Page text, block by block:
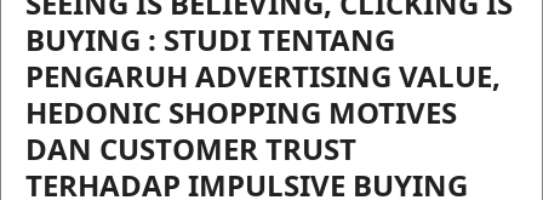
BUYING : STUDI TENTANG
PENGARUH ADVERTISING VALUE,
HEDONIC SHOPPING MOTIVES
DAN CUSTOMER TRUST
TERHADAP IMPULSIVE BUYING